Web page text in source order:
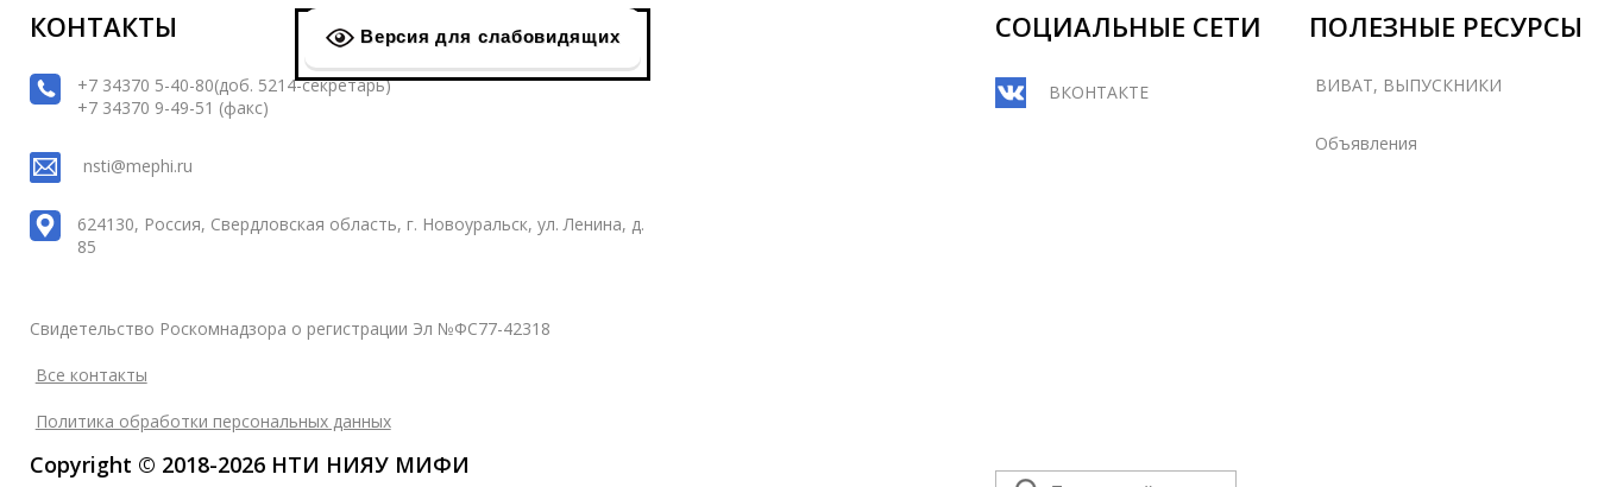
ПОЛЕЗНЫЕ РЕСУРСЫ
ВИВАТ, ВЫПУСКНИКИ
Объявления
СОЦИАЛЬНЫЕ СЕТИ
ВКОНТАКТЕ
КОНТАКТЫ
+7 34370 5-40-80(доб. 5214-секретарь)
+7 34370 9-49-51 (факс)
nsti@mephi.ru
624130, Россия, Свердловская область, г. Новоуральск, ул. Ленина, д.
85
Свидетельство Роскомнадзора о регистрации Эл №ФС77-42318
Все контакты
Политика обработки персональных данных
Версия для слабовидящих
Copyright © 2018-2026 НТИ НИЯУ МИФИ